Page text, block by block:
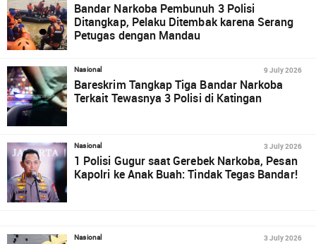
Bandar Narkoba Pembunuh 3 Polisi
Ditangkap, Pelaku Ditembak karena Serang
Petugas dengan Mandau
Nasional 9 July 2026
Bareskrim Tangkap Tiga Bandar Narkoba
Terkait Tewasnya 3 Polisi di Katingan
Nasional 3 July 2026
1 Polisi Gugur saat Gerebek Narkoba, Pesan
Kapolri ke Anak Buah: Tindak Tegas Bandar!
Nasional 3 July 2026